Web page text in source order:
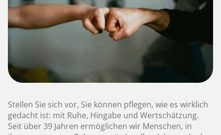
Stellen Sie sich vor, Sie können pflegen, wie es wirklich
gedacht ist: mit Ruhe, Hingabe und Wertschätzung.
Seit über 39 Jahren ermöglichen wir Menschen, in